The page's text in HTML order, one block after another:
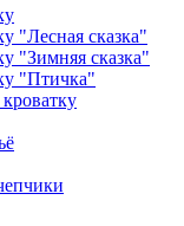
"Лесная сказка"
"Зимняя сказка"
"Птичка"